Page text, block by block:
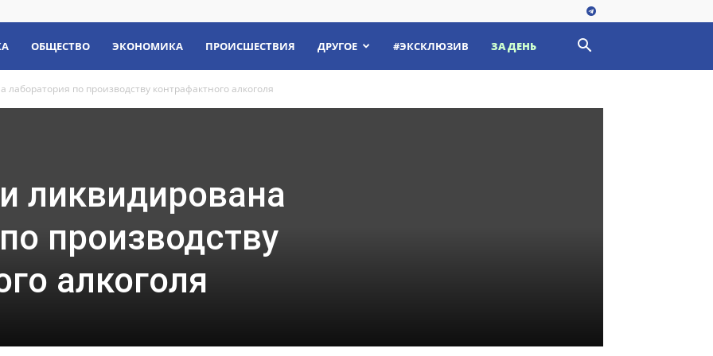
ОБЩЕСТВО ЭКОНОМИКА ПРОИСШЕСТВИЯ ДРУГОЕ #ЭКСКЛЮЗИВ ЗА ДЕНЬ
по производству контрафактного алкоголя
ликвидирована
производству
алкоголя